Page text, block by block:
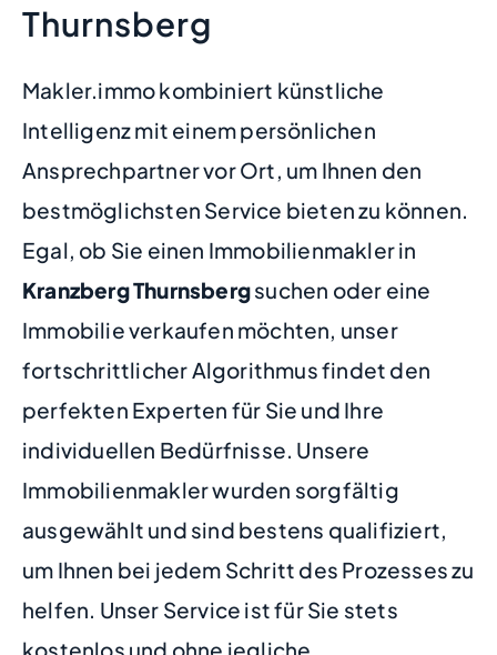
Thurnsberg
Makler.immo kombiniert künstliche
Intelligenz mit einem persönlichen
Ansprechpartner vor Ort, um Ihnen den
bestmöglichsten Service bieten zu können.
Egal, ob Sie einen Immobilienmakler in
Kranzberg Thurnsbergsuchen oder eine
Immobilie verkaufen möchten, unser
fortschrittlicher Algorithmus findet den
perfekten Experten für Sie und Ihre
individuellen Bedürfnisse. Unsere
Immobilienmakler wurden sorgfältig
ausgewählt und sind bestens qualifiziert,
um Ihnen bei jedem Schritt des Prozesses zu
helfen. Unser Service ist für Sie stets
kostenlos und ohne jegliche